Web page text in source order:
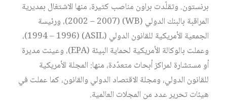
برنستون. وتقلّدت براون مناصب كثيرة، منها الاشتغال بمديرية
المراقبة بالبنك الدولي (WB) (2002 – 2007)، ورئيسة
الجمعية الأمريكية للقانون الدولي (ASIL) (1994 – 1996)،
وعملت بالوكالة الأمريكية لحماية البيئة (EPA)، وعينت مديرة
أو مستشارة لمراكز أبحاث متعدّدة، منها: المجلة الأمريكية
للقانون الدولي، ومجلة الاقتصاد الدولي والقانون، كما عملت في
هيئات تحرير عدد من المجلات العالمية.